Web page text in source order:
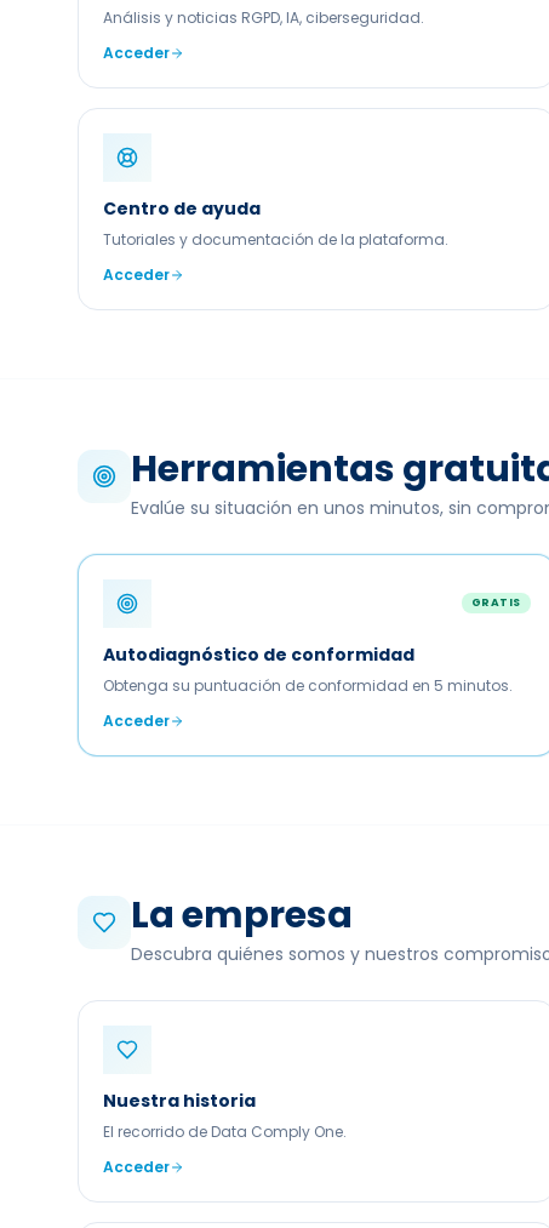
Análisis y noticias RGPD, IA, ciberseguridad.
Acceder
Centro de ayuda
Tutoriales y documentación de la plataforma.
Acceder
Herramientas
Evalúe su situación en unos minutos, sin
GRATIS
Autodiagnóstico de conformidad
Obtenga su puntuación de conformidad en 5 minutos.
Acceder
La empresa
Descubra quiénes somos y nuestros
Nuestra historia
El recorrido de Data Comply One.
Acceder